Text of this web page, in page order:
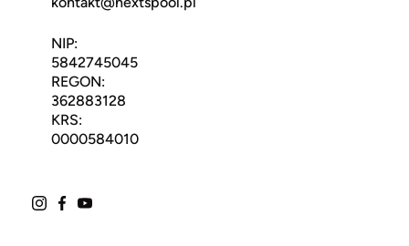
NIP:
5842745045
REGON:
362883128
KRS:
0000584010